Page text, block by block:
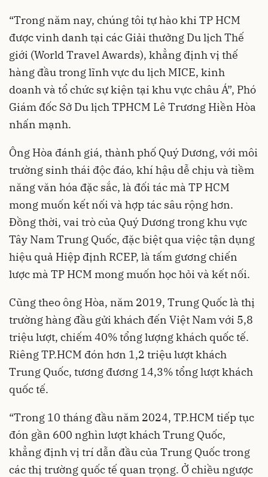
“Trong năm nay, chúng tôi tự hào khi TP HCM
được vinh danh tại các Giải thưởng Du lịch Thế
giới (World Travel Awards), khẳng định vị thế
hàng đầu trong lĩnh vực du lịch MICE, kinh
doanh và tổ chức sự kiện tại khu vực châu Á”, Phó
Giám đốc Sở Du lịch TPHCM Lê Trương Hiền Hòa
nhấn mạnh.
Ông Hòa đánh giá, thành phố Quý Dương, với môi
trường sinh thái độc đáo, khí hậu dễ chịu và tiềm
năng văn hóa đặc sắc, là đối tác mà TP HCM
mong muốn kết nối và hợp tác sâu rộng hơn.
Đồng thời, vai trò của Quý Dương trong khu vực
Tây Nam Trung Quốc, đặc biệt qua việc tận dụng
hiệu quả Hiệp định RCEP, là tấm gương chiến
lược mà TP HCM mong muốn học hỏi và kết nối.
Cũng theo ông Hòa, năm 2019, Trung Quốc là thị
trường hàng đầu gửi khách đến Việt Nam với 5,8
triệu lượt, chiếm 40% tổng lượng khách quốc tế.
Riêng TP.HCM đón hơn 1,2 triệu lượt khách
Trung Quốc, tương đương 14,3% tổng lượt khách
quốc tế.
“Trong 10 tháng đầu năm 2024, TP.HCM tiếp tục
đón gần 600 nghìn lượt khách Trung Quốc,
khẳng định vị trí dẫn đầu của Trung Quốc trong
các thị trường quốc tế quan trọng. Ở chiều ngược